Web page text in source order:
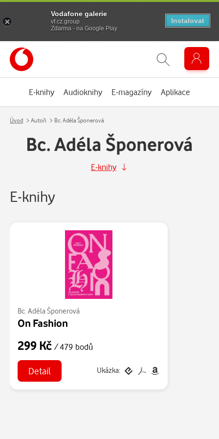
E-knihy Audioknihy E-magazíny Aplikace
Úvod Autoři Bc. Adéla Šponerová
Bc. Adéla Šponerová
E-knihy
E-knihy
Bc. Adéla Šponerová
On Fashion
299 Kč / 479 bodů
Detail Ukázka:
Vodafone galerie
vf.cz.group
Zdarma - na Google Play
Instalovat